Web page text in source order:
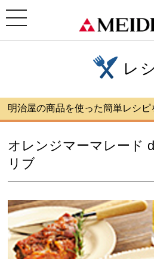
toggle
navigation
レ
明治屋の商品を使った簡単レシピ
オレンジマーマレード
リブ